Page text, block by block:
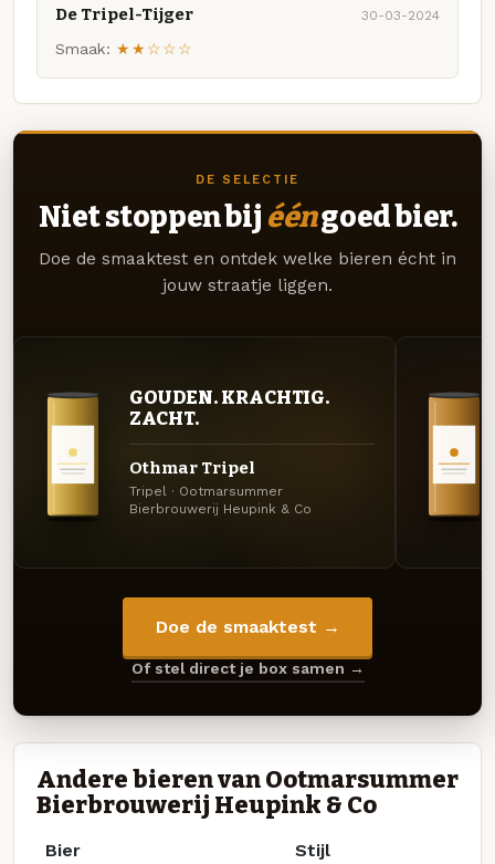
De Tripel-Tijger 30-03-2024
Smaak: ★★☆☆☆
DE SELECTIE
Niet stoppen bij ééngoed bier.
Doe de smaaktest en ontdek welke bieren écht in
jouw straatje liggen.
GOUDEN. KRACHTIG.
ZACHT.
Othmar Tripel
Tripel · Ootmarsummer
Bierbrouwerij Heupink & Co
Doe de smaaktest →
Of stel direct je box samen →
Andere bieren van Ootmarsummer
Bierbrouwerij Heupink & Co
Bier Stijl